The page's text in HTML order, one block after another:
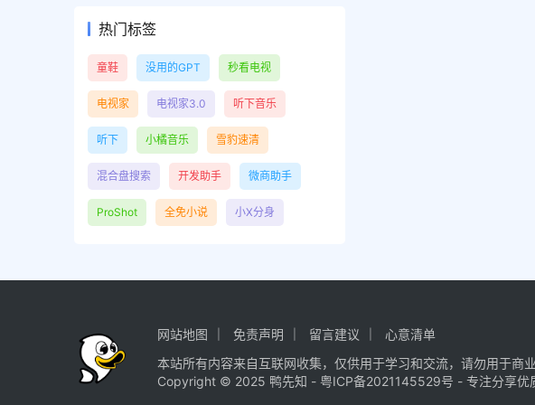
热门标签
童鞋 没用的GPT 秒看电视
电视家 电视家3.0 听下音乐
听下 小橘音乐 雪豹速清
混合盘搜索 开发助手 微商助手
ProShot 全免小说 小X分身
网站地图 免责声明 留言建议
心意清单
本站所有内容来自互联网收集，仅供用于学习和交流，请勿用于商
Copyright © 2025 鸭先知 -粤ICP备2021145529号 - 专注分享优